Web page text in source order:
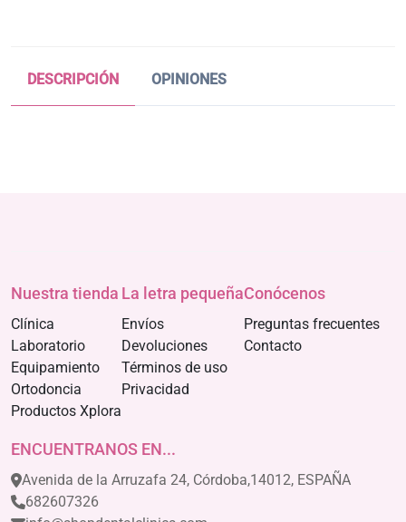
DESCRIPCIÓN OPINIONES
Nuestra tienda
Clínica
Laboratorio
Equipamiento
Ortodoncia
Productos Xplora
La letra pequeña
Envíos
Devoluciones
Términos de uso
Privacidad
Conócenos
Preguntas frecuentes
Contacto
ENCUENTRANOS EN...
Avenida de la Arruzafa 24, Córdoba,14012, ESPAÑA
682607326